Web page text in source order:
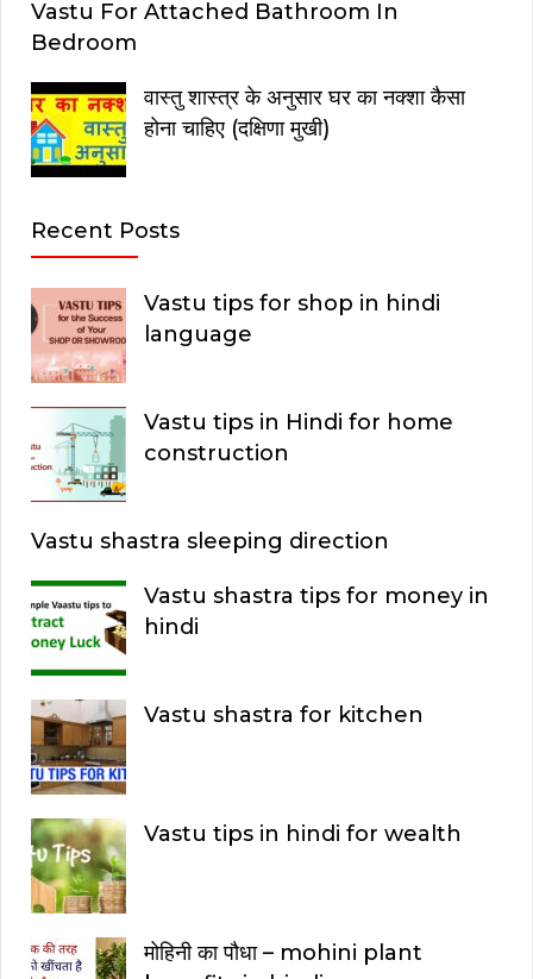
Vastu For Attached Bathroom In
Bedroom
वास्तु शास्त्र के अनुसार घर का नक्शा कैसा
होना चाहिए (दक्षिणा मुखी)
Recent Posts
Vastu tips for shop in hindi
language
Vastu tips in Hindi for home
construction
Vastu shastra sleeping direction
Vastu shastra tips for money in
hindi
Vastu shastra for kitchen
Vastu tips in hindi for wealth
मोहिनी का पौधा – mohini plant